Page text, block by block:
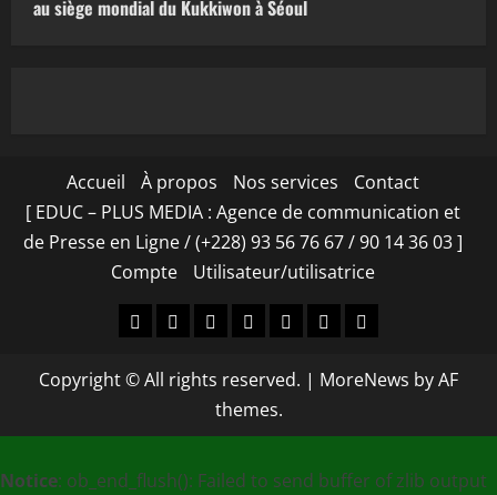
au siège mondial du Kukkiwon à Séoul
Accueil À propos Nos services
Contact
[ EDUC – PLUS MEDIA : Agence de communication et
de Presse en Ligne / (+228) 93 56 76 67 / 90 14 36 03 ]
Compte
Utilisateur/utilisatrice
Accueil
À
Nos
Contact
[
–
PLUS
:
CompteUtilisateur/
Copyright © All rights reserved. | MoreNews by AF
themes.
Notice: ob_end_flush(): Failed to send buffer of zlib output